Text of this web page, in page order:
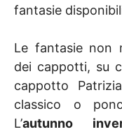
fantasie
Le fantasie non
dei cappotti, su
cappotto
classico o
L’autunno